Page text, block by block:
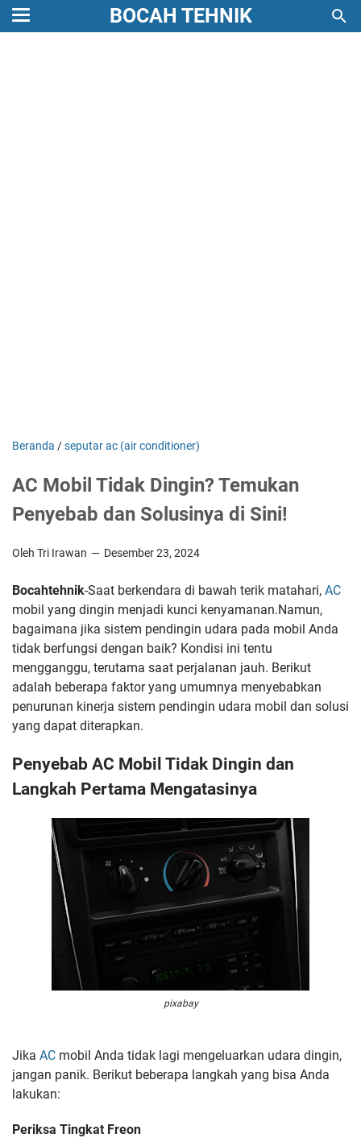
BOCAH TEHNIK
Beranda /seputar ac (air conditioner)
AC Mobil Tidak Dingin? Temukan
Penyebab dan Solusinya di Sini!
Oleh Tri Irawan Desember 23, 2024
Bocahtehnik-Saat berkendara di bawah terik matahari, AC
mobil yang dingin menjadi kunci kenyamanan.Namun,
bagaimana jika sistem pendingin udara pada mobil Anda
tidak berfungsi dengan baik? Kondisi ini tentu
mengganggu, terutama saat perjalanan jauh. Berikut
adalah beberapa faktor yang umumnya menyebabkan
penurunan kinerja sistem pendingin udara mobil dan solusi
yang dapat diterapkan.
Penyebab AC Mobil Tidak Dingin dan
Langkah Pertama Mengatasinya
pixabay
Jika AC mobil Anda tidak lagi mengeluarkan udara dingin,
jangan panik. Berikut beberapa langkah yang bisa Anda
lakukan:
Periksa Tingkat Freon